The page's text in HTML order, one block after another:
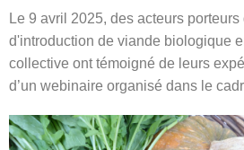
Le 9 avril 2025, des acteurs
d'introduction de viande biologique
collective ont témoigné de leurs
d’un webinaire organisé dans le